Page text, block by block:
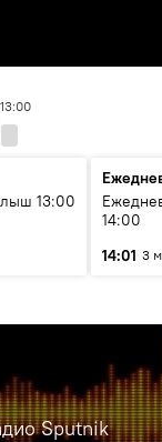
13:00
13:00
14:00
14:01 3
Sputnik